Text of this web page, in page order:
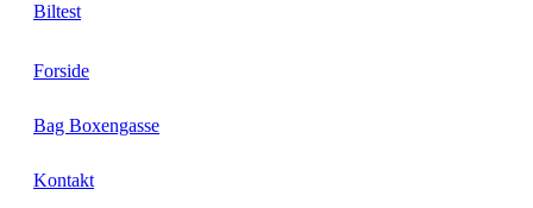
Biltest
Forside
Bag Boxengasse
Kontakt